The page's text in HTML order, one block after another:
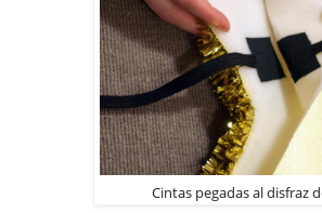
Cintas pegadas al disfraz